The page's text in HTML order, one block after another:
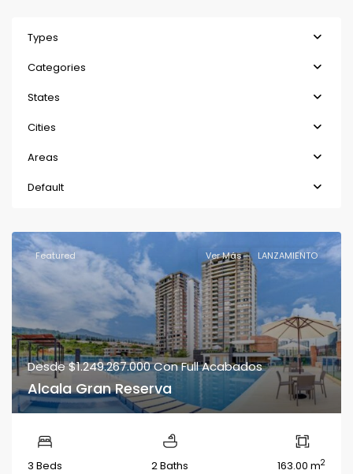
Types
Categories
States
Cities
Areas
Default
Featured Ver Más LANZAMIENTO
Desde$1.249.267.000Con Full Acabados
Alcala Gran Reserva
3 Beds 2 Baths 163.00 m2